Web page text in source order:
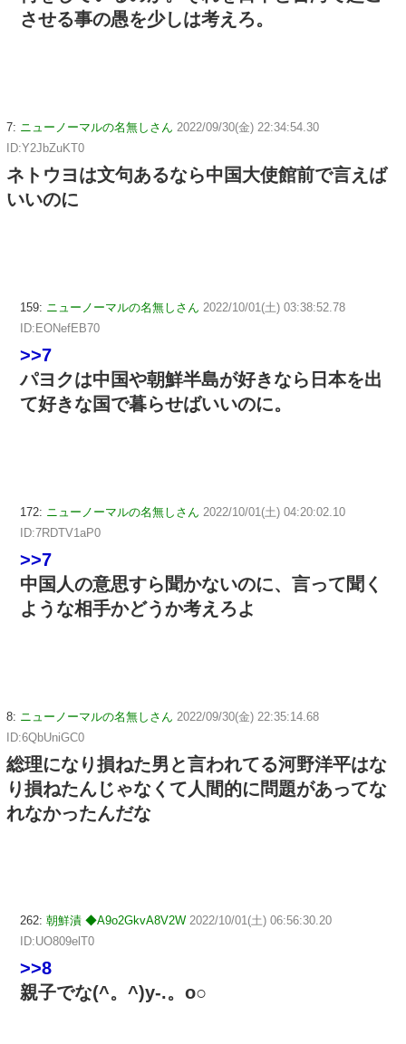
させる事の愚を少しは考えろ。
7: ニューノーマルの名無しさん 2022/09/30(金) 22:34:54.30
ID:Y2JbZuKT0
ネトウヨは文句あるなら中国大使館前で言えば
いいのに
159: ニューノーマルの名無しさん 2022/10/01(土) 03:38:52.78
ID:EONefEB70
>>7
パヨクは中国や朝鮮半島が好きなら日本を出
て好きな国で暮らせばいいのに。
172: ニューノーマルの名無しさん 2022/10/01(土) 04:20:02.10
ID:7RDTV1aP0
>>7
中国人の意思すら聞かないのに、言って聞く
ような相手かどうか考えろよ
8: ニューノーマルの名無しさん 2022/09/30(金) 22:35:14.68
ID:6QbUniGC0
総理になり損ねた男と言われてる河野洋平はな
り損ねたんじゃなくて人間的に問題があってな
れなかったんだな
262: 朝鮮漬 ◆A9o2GkvA8V2W 2022/10/01(土) 06:56:30.20
ID:UO809elT0
>>8
親子でな(^。^)y-.。o○